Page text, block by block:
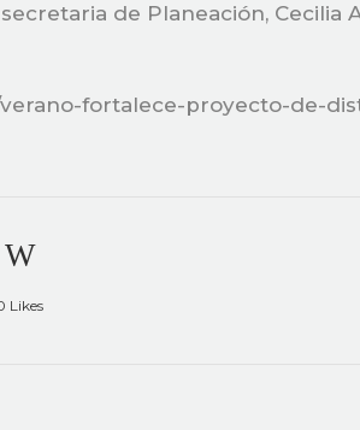
de Planeación, Cecilia
fortalece-proyecto-de-
Likes